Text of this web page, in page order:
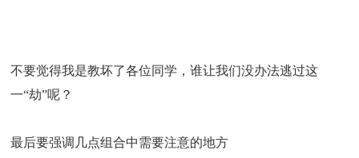
不要觉得我是教坏了各位同学，谁让我们没办法逃过这
一“劫”呢？
最后要强调几点组合中需要注意的地方